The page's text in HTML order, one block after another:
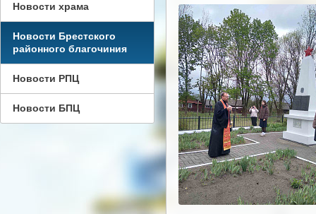
Новости храма
Новости Брестского
районного благочиния
Новости РПЦ
Новости БПЦ